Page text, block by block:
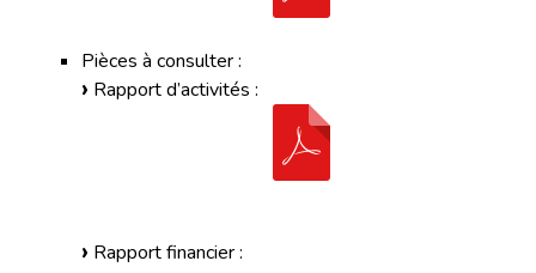
Pièces à consulter :
Rapport d’activités :
Rapport financier :